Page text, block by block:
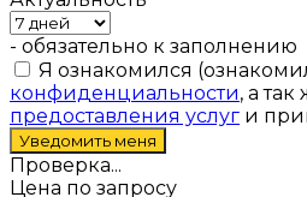
- обязательно к заполнению
Я ознакомился
конфиденциальности, а так
предоставления услуг и
Проверка...
Цена по запросу